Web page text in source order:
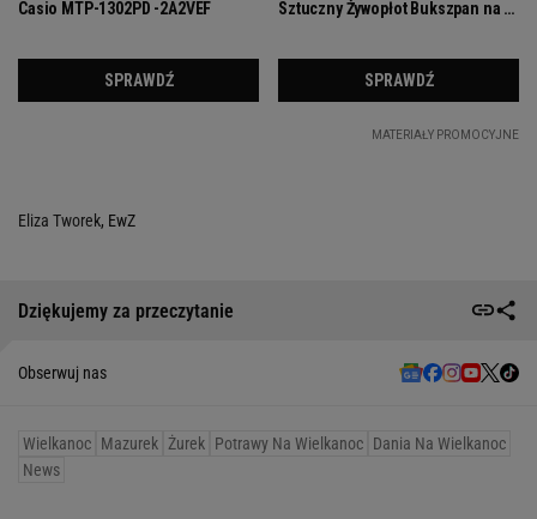
Eliza Tworek, EwZ
Dziękujemy za przeczytanie
Obserwuj nas
Wielkanoc Mazurek Żurek Potrawy Na Wielkanoc Dania Na Wielkanoc
News